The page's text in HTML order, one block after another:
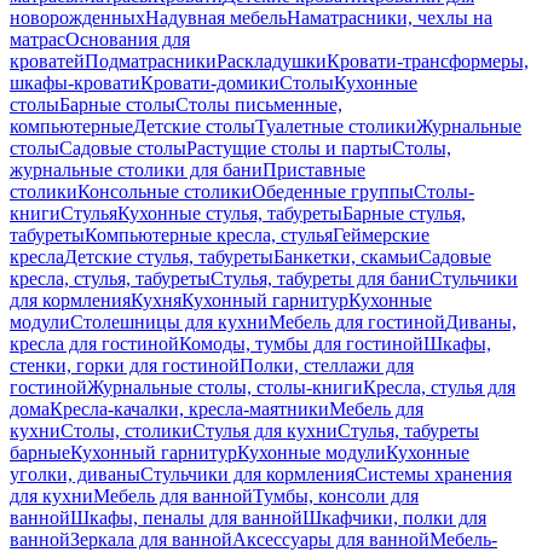
новорожденныхНадувная мебельНаматрасники, чехлы на
матрасОснования для
кроватейПодматрасникиРаскладушкиКровати-трансформеры,
шкафы-кроватиКровати-домикиСтолыКухонные
столыБарные столыСтолы письменные,
компьютерныеДетские столыТуалетные столикиЖурнальные
столыСадовые столыРастущие столы и партыСтолы,
журнальные столики для баниПриставные
столикиКонсольные столикиОбеденные группыСтолы-
книгиСтульяКухонные стулья, табуретыБарные стулья,
табуретыКомпьютерные кресла, стульяГеймерские
креслаДетские стулья, табуретыБанкетки, скамьиСадовые
кресла, стулья, табуретыСтулья, табуреты для баниСтульчики
для кормленияКухняКухонный гарнитурКухонные
модулиСтолешницы для кухниМебель для гостинойДиваны,
кресла для гостинойКомоды, тумбы для гостинойШкафы,
стенки, горки для гостинойПолки, стеллажи для
гостинойЖурнальные столы, столы-книгиКресла, стулья для
домаКресла-качалки, кресла-маятникиМебель для
кухниСтолы, столикиСтулья для кухниСтулья, табуреты
барныеКухонный гарнитурКухонные модулиКухонные
уголки, диваныСтульчики для кормленияСистемы хранения
для кухниМебель для ваннойТумбы, консоли для
ваннойШкафы, пеналы для ваннойШкафчики, полки для
ваннойЗеркала для ваннойАксессуары для ваннойМебель-